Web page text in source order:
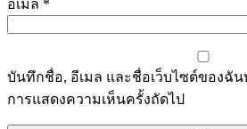
อีเมล *
บันทึกชื่อ, อีเมล และชื่อเว็บไซต์ของฉัน
การแสดงความเห็นครั้งถัดไป